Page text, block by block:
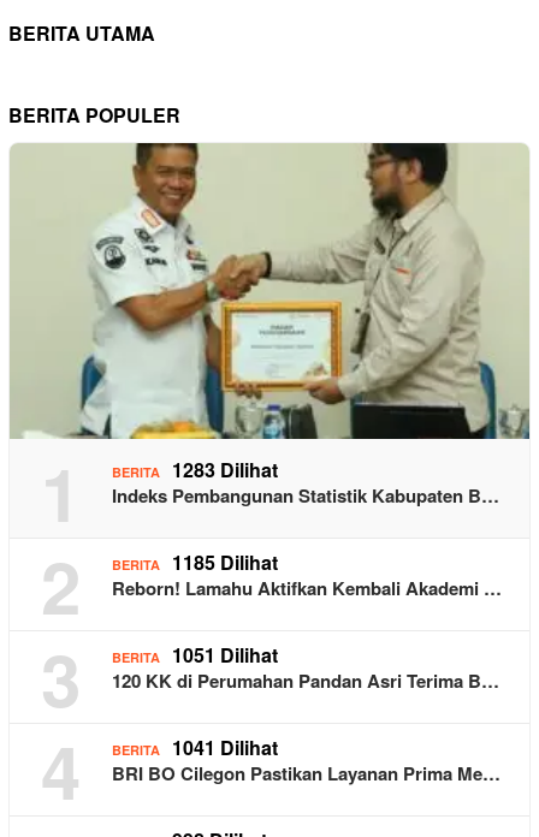
BERITA UTAMA
BERITA POPULER
1 BERITA 1283 Dilihat
Indeks Pembangunan Statistik Kabupaten B…
2 BERITA 1185 Dilihat
Reborn! Lamahu Aktifkan Kembali Akademi …
3 BERITA 1051 Dilihat
120 KK di Perumahan Pandan Asri Terima B…
4 BERITA 1041 Dilihat
BRI BO Cilegon Pastikan Layanan Prima Me…